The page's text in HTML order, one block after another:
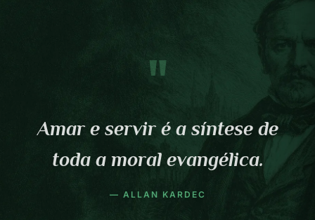
"
Amar e servir é a síntese de
toda a moral evangélica.
— ALLAN KARDEC